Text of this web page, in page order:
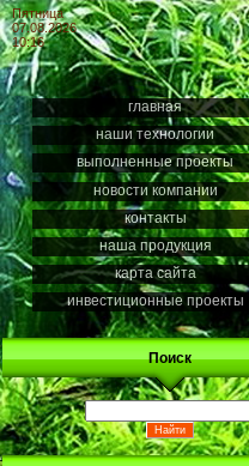
Пятница
07.08.2026
10:16
главная
наши технологии
выполненные проекты
новости компании
контакты
наша продукция
карта сайта
инвестиционные проекты
Поиск